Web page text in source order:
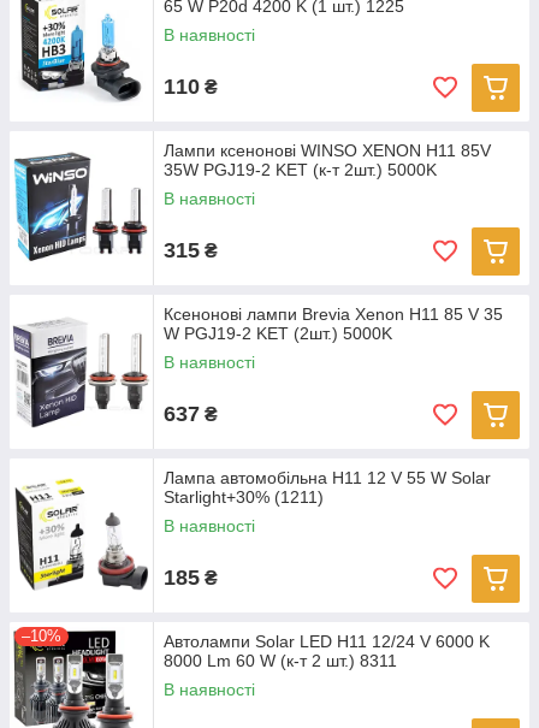
65 W P20d 4200 K (1 шт.) 1225
В наявності
110 ₴
Лампи ксенонові WINSO XENON H11 85V
35W PGJ19-2 KET (к-т 2шт.) 5000K
В наявності
315 ₴
Ксенонові лампи Brevia Xenon H11 85 V 35
W PGJ19-2 KET (2шт.) 5000K
В наявності
637 ₴
Лампа автомобільна H11 12 V 55 W Solar
Starlight+30% (1211)
В наявності
185 ₴
–10%
Автолампи Solar LED H11 12/24 V 6000 K
8000 Lm 60 W (к-т 2 шт.) 8311
В наявності